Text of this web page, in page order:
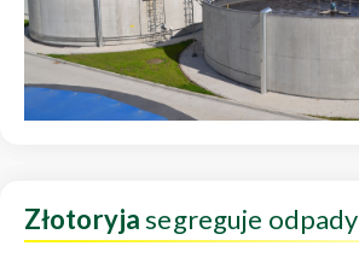
Złotoryjasegreguje odpady